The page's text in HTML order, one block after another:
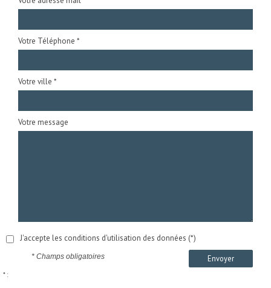
Votre Téléphone *
Votre ville *
Votre message
J'accepte les conditions d'utilisation des données (*)
Envoyer
* Champs obligatoires
* :